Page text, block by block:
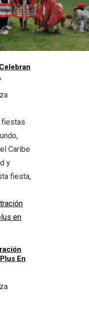
fiestas
Caribe
y
fiesta,
En